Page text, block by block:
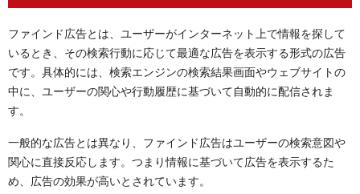
実績②：食品通販の企業様
ファインド広告の効果についての具体的な分析と事例紹介
ファインド広告の未来予測
Q2：ファインド広告の入札戦略にはどのような選択肢がありま
すか？
Q3：入札戦略を選ぶ際の注意点は何ですか？
ファインド広告とは、ユーザーがインターネット上で情報を探して
いるとき、その検索行動に応じて最適な広告を表示する形式の広告
です。具体的には、検索エンジンの検索結果画面やウェブサイトの
中に、ユーザーの関心や行動履歴に基づいて自動的に配信されま
す。
一般的な広告とは異なり、ファインド広告はユーザーの検索意図や
関心に直接反応します。つまり情報に基づいて広告を表示するた
め、広告の効果が高いとされています。